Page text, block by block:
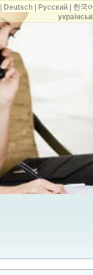
Deutsch| Русский|
한국